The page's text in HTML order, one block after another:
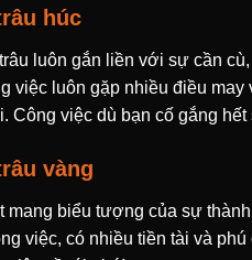
húc
luôn gắn liền với sự cần
việc luôn gặp nhiều điều
Công việc dù bạn cố gắng
vàng
mang biểu tượng của sự
việc, có nhiều tiền tài và